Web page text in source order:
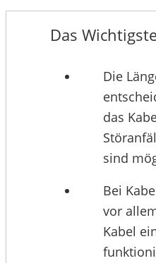
Das
Die
das
sind
Bei
vor
Kabel